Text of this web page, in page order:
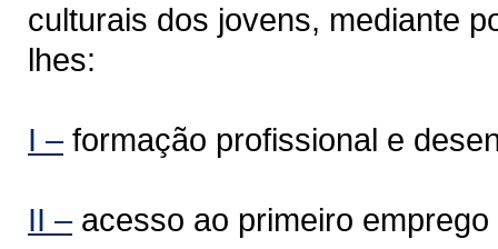
culturais dos jovens, mediante
lhes:
I –formação profissional e
II –acesso ao primeiro emprego